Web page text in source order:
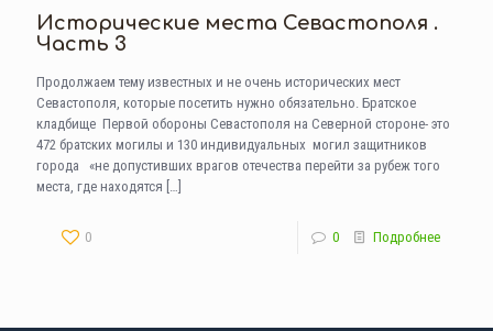
Исторические места Севастополя .
Часть 3
Продолжаем тему известных и не очень исторических мест
Севастополя, которые посетить нужно обязательно. Братское
кладбище Первой обороны Севастополя на Северной стороне- это
472 братских могилы и 130 индивидуальных могил защитников
города «не допустивших врагов отечества перейти за рубеж того
места, где находятся […]
0 0 Подробнее